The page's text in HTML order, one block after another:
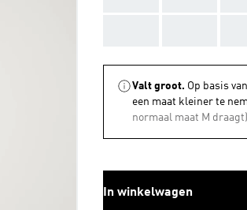
Valt groot. Op basis
een maat kleiner te
normaal maat M draagt)
In winkelwagen